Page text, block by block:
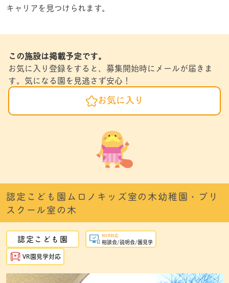
キャリアを見つけられます。
この施設は掲載予定です。
お気に入り登録をすると、募集開始時にメールが届きま
す。気になる園を見逃さず安心！
お気に入り
認定こども園ムロノキッズ室の木幼稚園・プリ
スクール室の木
認定こども園 WEB対応
相談会/説明会/園見学
VR園見学対応